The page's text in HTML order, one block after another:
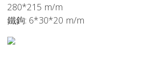
280*215 m/m
鐵鉤: 6*30*20 m/m